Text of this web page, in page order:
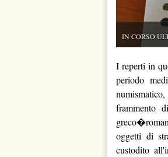
IN CORSO
I reperti in
periodo
frammento
oggetti di
custodito